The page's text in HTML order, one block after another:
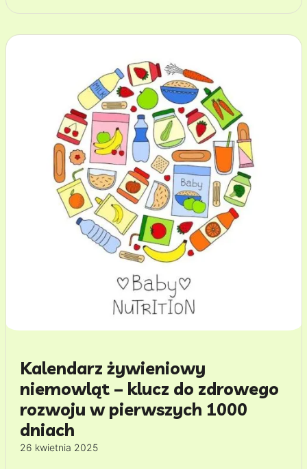
Kalendarz żywieniowy
niemowląt – klucz do zdrowego
rozwoju w pierwszych 1000
dniach
26 kwietnia 2025